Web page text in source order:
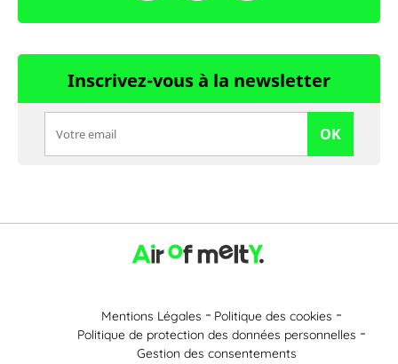
Inscrivez-vous à la newsletter
OK
Mentions Légales
Politique des cookies
Politique de protection des données personnelles
Gestion des consentements